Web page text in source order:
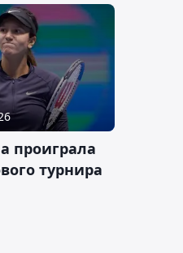
проиграла
турнира